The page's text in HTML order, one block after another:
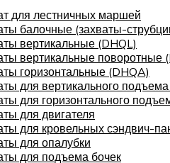
для лестничных маршей
балочные (захваты-
вертикальные (DHQL)
вертикальные поворотные
горизонтальные (DHQA)
для вертикального
для горизонтального
для двигателя
для кровельных сэндвич-
для опалубки
для подъема бочек